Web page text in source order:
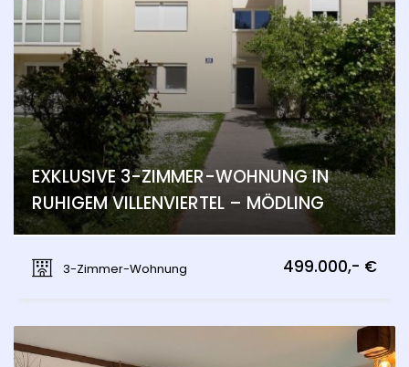
EXKLUSIVE 3-ZIMMER-WOHNUNG IN
RUHIGEM VILLENVIERTEL – MÖDLING
3-Zimmer-Wohnung
499.000,- €